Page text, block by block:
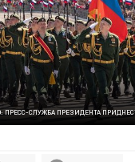
ПРЕСС-СЛУЖБА ПРЕЗИДЕНТА